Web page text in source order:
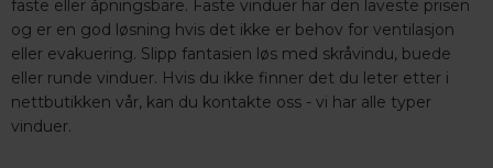
faste eller åpningsbare. Faste vinduer har den laveste prisen
og er en god løsning hvis det ikke er behov for ventilasjon
eller evakuering. Slipp fantasien løs med skråvindu, buede
eller runde vinduer. Hvis du ikke finner det du leter etter i
nettbutikken vår, kan du kontakte oss - vi har alle typer
vinduer.